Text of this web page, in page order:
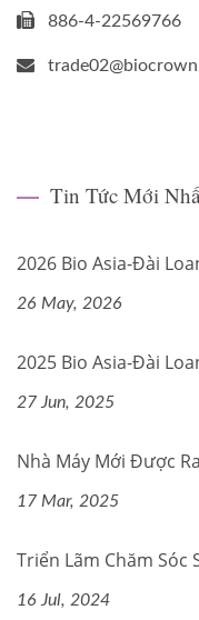
886-4-22569766
Tin Tức Mới
2026 Bio Asia-Đài
26 May, 2026
2025 Bio Asia-Đài
27 Jun, 2025
Nhà Máy Mới Được
17 Mar, 2025
Triển Lãm Chăm Sóc
16 Jul, 2024